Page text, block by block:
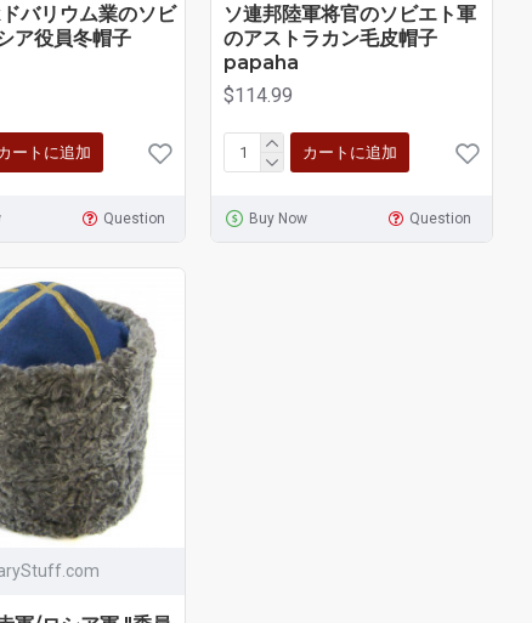
バリウム業のソビ
ア役員冬帽子
ートに追加
Question
ソ連邦陸軍将官のソビエト軍
のアストラカン毛皮帽子
papaha
$114.99
カートに追加
Buy Now Question